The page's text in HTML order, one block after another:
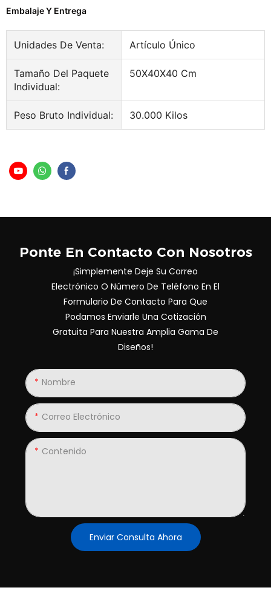
Embalaje Y Entrega
Unidades De Venta: Artículo Único
Tamaño Del Paquete
Individual:
50X40X40 Cm
Peso Bruto Individual: 30.000 Kilos
Ponte En Contacto Con Nosotros
¡Simplemente Deje Su Correo
Electrónico O Número De Teléfono En El
Formulario De Contacto Para Que
Podamos Enviarle Una Cotización
Gratuita Para Nuestra Amplia Gama De
Diseños!
Nombre
Correo Electrónico
Contenido
Enviar Consulta Ahora